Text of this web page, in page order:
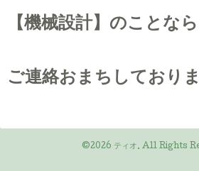
【機械設計】のことな
ご連絡おまちしており
©2026 ティオ. All Rights